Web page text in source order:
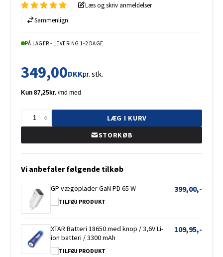
Læs og skriv anmeldelser
Sammenlign
PÅ LAGER - LEVERING 1-2 DAGE
349,00DKKpr. stk.
LÆG I KURV
STORKØB
Vi anbefaler følgende tilkøb
GP vægoplader GaN PD 65 W
TILFØJ PRODUKT
399,00,-
XTAR Batteri 18650 med knop / 3,6V Li-
ion batteri / 3300 mAh
TILFØJ PRODUKT
109,95,-